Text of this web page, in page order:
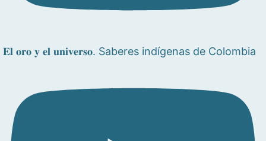
𝐄𝐥 𝐨𝐫𝐨 𝐲 𝐞𝐥 𝐮𝐧𝐢𝐯𝐞𝐫𝐬𝐨. Saberes indígenas de Colombia